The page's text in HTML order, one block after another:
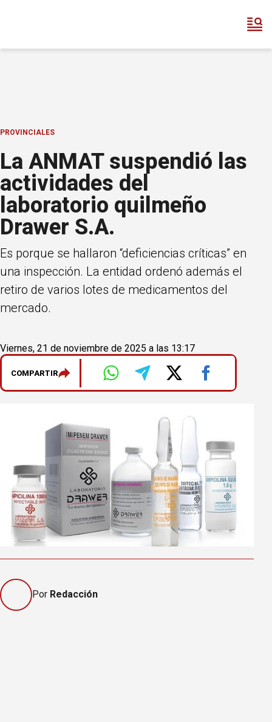
PROVINCIALES
La ANMAT suspendió las
actividades del
laboratorio quilmeño
Drawer S.A.
Es porque se hallaron “deficiencias críticas” en
una inspección. La entidad ordenó además el
retiro de varios lotes de medicamentos del
mercado.
Viernes, 21 de noviembre de 2025 a las 13:17
COMPARTIR
Por Redacción